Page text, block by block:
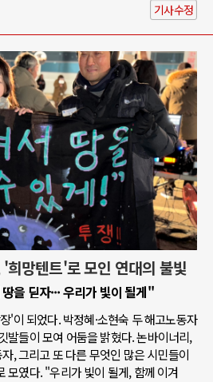
기사수정
희망텐트'로 모인 연대의 불빛
을 딛자··· 우리가 빛이 될게"
'이 되었다. 박정혜·소현숙 두 해고노동자
발들이 모여 어둠을 밝혔다. 논바이너리,
, 그리고 또 다른 무엇인 많은 시민들이
모였다. "우리가 빛이 될게, 함께 이겨